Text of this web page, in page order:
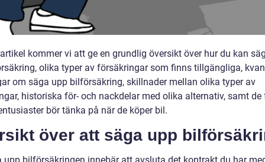
kommer vi att ge en grundlig översikt över hur du kan
olika typer av försäkringar som finns tillgängliga,
om säga upp bilförsäkring, skillnader mellan olika typer av
historiska för- och nackdelar med olika alternativ, samt de
bör tänka på när de köper bil.
över att säga upp